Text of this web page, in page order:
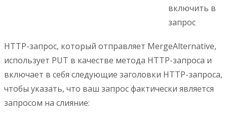
включить в
запрос
HTTP-запрос, который отправляет MergeAlternative,
использует PUT в качестве метода HTTP-запроса и
включает в себя следующие заголовки HTTP-запроса,
чтобы указать, что ваш запрос фактически является
запросом на слияние: